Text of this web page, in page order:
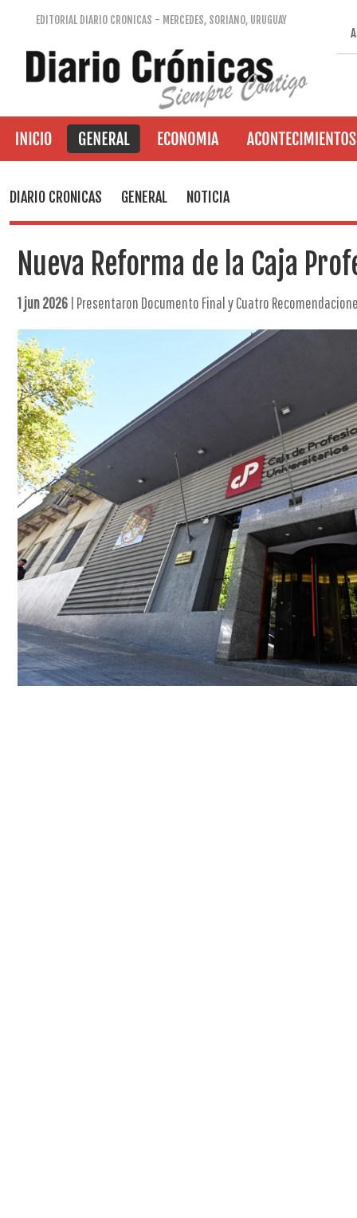
EDITORIAL DIARIO CRONICAS - MERCEDES, SORIANO, URUGUAY
DIARIO CRONICAS GENERAL NOTICIA
Nueva Reforma de la Caja
1 jun 2026 | Presentaron Documento Final y Cuatro